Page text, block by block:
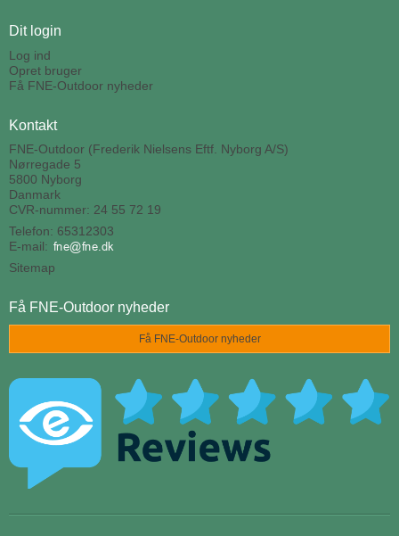
Dit login
Log ind
Opret bruger
Få FNE-Outdoor nyheder
Kontakt
FNE-Outdoor (Frederik Nielsens Eftf. Nyborg A/S)
Nørregade 5
5800 Nyborg
Danmark
CVR-nummer: 24 55 72 19
Telefon: 65312303
E-mail:
Sitemap
Få FNE-Outdoor nyheder
Få FNE-Outdoor nyheder